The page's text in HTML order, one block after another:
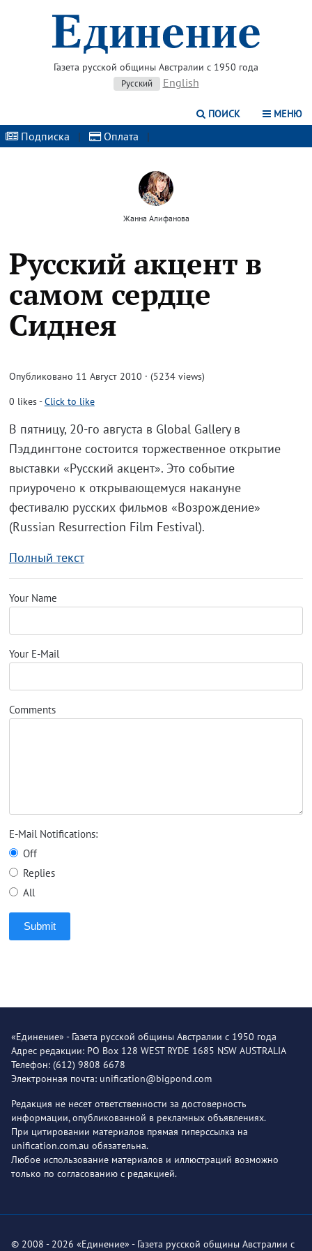
Газета русской общины Австралии с 1950 года
Русский English
ПОИСК МЕНЮ
Подписка | Оплата |
Жанна Алифанова
Русский акцент в
самом сердце
Сиднея
Опубликовано 11 Август 2010 · (5234 views)
0 likes-Click to like
В пятницу, 20-го августа в Global Gallery в
Пэддингтоне состоится торжественное открытие
выставки «Русский акцент». Это событие
приурочено к открывающемуся накануне
фестивалю русских фильмов «Возрождение»
(Russian Resurrection Film Festival).
Полный текст
Your Name
Your E-Mail
Comments
E-Mail Notifications:
Off
Replies
All
Submit
«Единение» - Газета русской общины Австралии с 1950 года
Адрес редакции: PO Box 128 WEST RYDE 1685 NSW AUSTRALIA
Телефон: (612) 9808 6678
Электронная почта: unification@bigpond.com
Редакция не несет ответственности за достоверность
информации, опубликованной в рекламных объявлениях.
При цитировании материалов прямая гиперссылка на
unification.com.au обязательна.
Любое использование материалов и иллюстраций возможно
только по согласованию с редакцией.
© 2008 - 2026 «Единение» - Газета русской общины Австралии с